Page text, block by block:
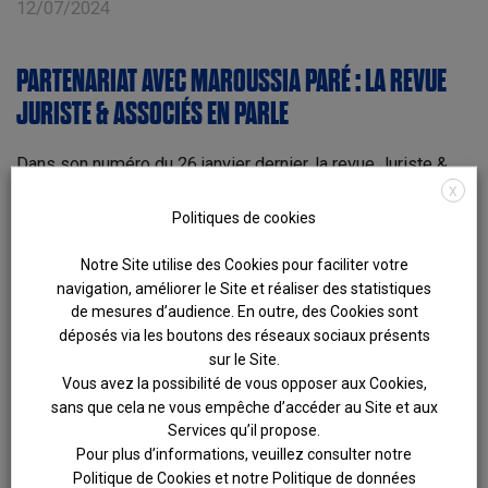
12/07/2024
PARTENARIAT AVEC MAROUSSIA PARÉ : LA REVUE
JURISTE & ASSOCIÉS EN PARLE
Dans son numéro du 26 janvier dernier, la revue Juriste &
cabinet et l’athlète Maroussia Paré. Dans les colonnes de
sportifs » Olivier Laude revient sur l’origine de ce
partenariat. L’article complet à lire ici.
09/04/2024
NOUVEAU PÔLE D’ACTIVITÉ : FAMILLE, PATRIMOINE
Nous sommes fiers d’accueillir Agathe Lévy-Sebaux et
X
Politiques de cookies
Notre Site utilise des Cookies pour faciliter votre
navigation, améliorer le Site et réaliser des statistiques
de mesures d’audience. En outre, des Cookies sont
déposés via les boutons des réseaux sociaux présents
sur le Site.
Vous avez la possibilité de vous opposer aux Cookies,
sans que cela ne vous empêche d’accéder au Site et aux
Services qu’il propose.
Pour plus d’informations, veuillez consulter notre
Politique de Cookies et notre Politique de données